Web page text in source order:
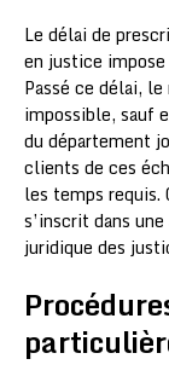
Le délai de
en justice
Passé ce délai,
impossible, sauf
du département
clients de ces
les temps
s’inscrit dans
juridique des